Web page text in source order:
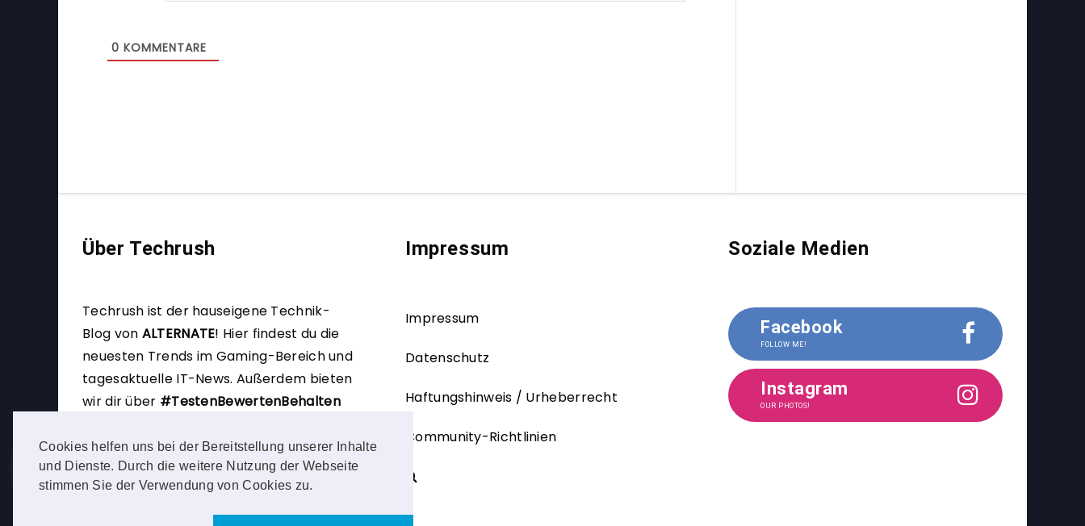
Cookies helfen uns bei der Bereitstellung unserer Inhalte
und Dienste. Durch die weitere Nutzung der Webseite
stimmen Sie der Verwendung von Cookies zu.
0 KOMMENTARE
Über Techrush
Techrush ist der hauseigene Technik-
Blog von ALTERNATE! Hier findest du die
neuesten Trends im Gaming-Bereich und
tagesaktuelle IT-News. Außerdem bieten
wir dir über #TestenBewertenBehalten
werden.
Impressum
Impressum
Datenschutz
Haftungshinweis / Urheberrecht
Community-Richtlinien
Soziale Medien
Facebook
FOLLOW ME!
Instagram
OUR PHOTOS!